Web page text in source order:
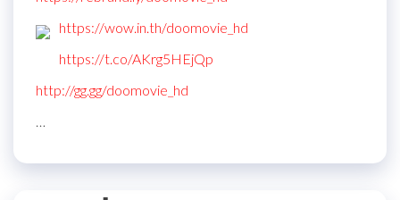
https://wow.in.th/doomovie_hd
https://t.co/AKrg5HEjQp
http://gg.gg/doomovie_hd
…